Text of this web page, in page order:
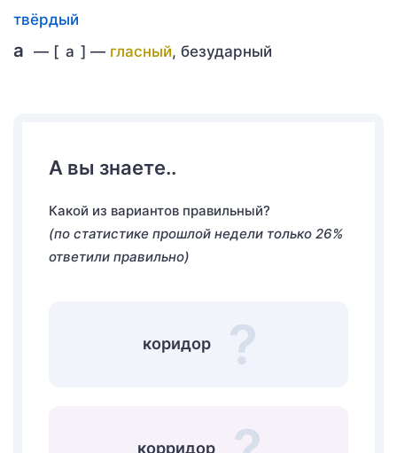
твёрдый
а — [ а ] — гласный, безударный
А вы знаете..
Какой из вариантов правильный?
(по статистике прошлой недели только 26%
ответили правильно)
коридор
корридор